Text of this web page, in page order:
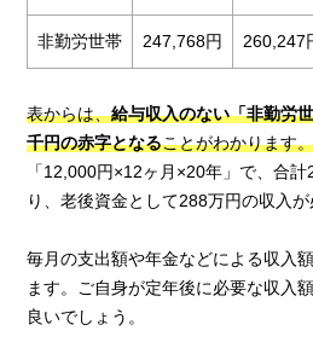
非勤労世帯 247,768円 260,247
表からは、給与収入のない「非勤労
千円の赤字となることがわかります
「12,000円×12ヶ月×20年」で、合
り、老後資金として288万円の収入が
毎月の支出額や年金などによる収入
ます。ご自身が定年後に必要な収入
良いでしょう。